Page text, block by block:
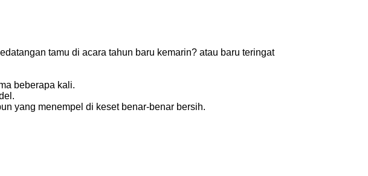
tamu di acara tahun baru kemarin? atau baru teringat
beberapa kali.
yang menempel di keset benar-benar bersih.